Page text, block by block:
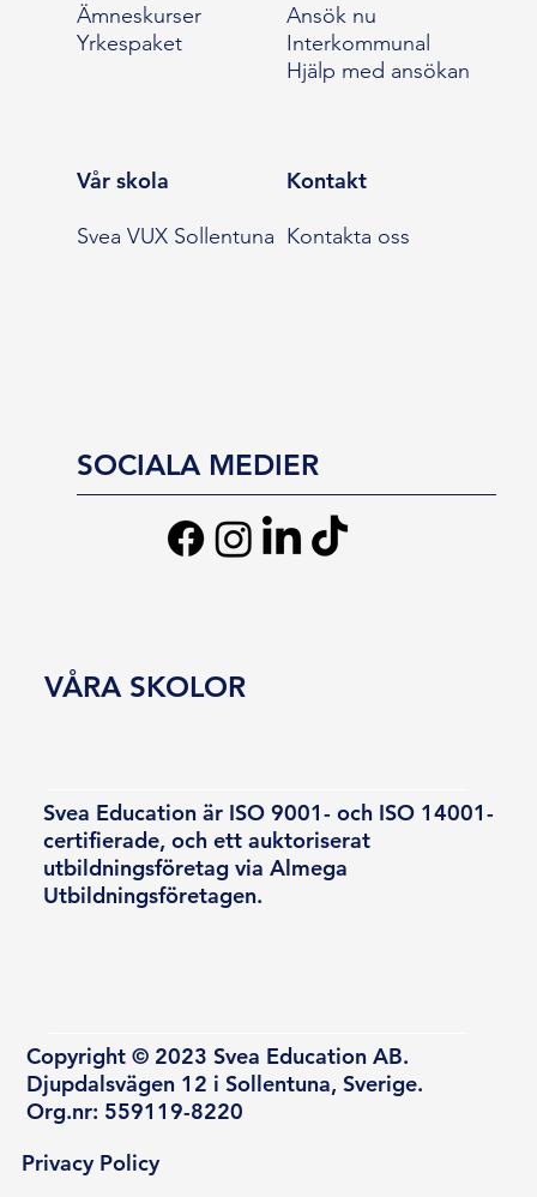
Ämneskurser
Yrkespaket
Ansök nu
Interkommunal
Hjälp med ansökan
Vår skola
Svea VUX Sollentuna
Kontakt
Kontakta oss
SOCIALA MEDIER
Svea Education är ISO 9001- och ISO 14001-
certifierade, och ett auktoriserat
utbildningsföretag via Almega
Utbildningsföretagen.
Copyright © 2023 Svea Education AB.
Djupdalsvägen 12 i Sollentuna, Sverige.
Org.nr: 559119-8220
VÅRA SKOLOR
Privacy Policy